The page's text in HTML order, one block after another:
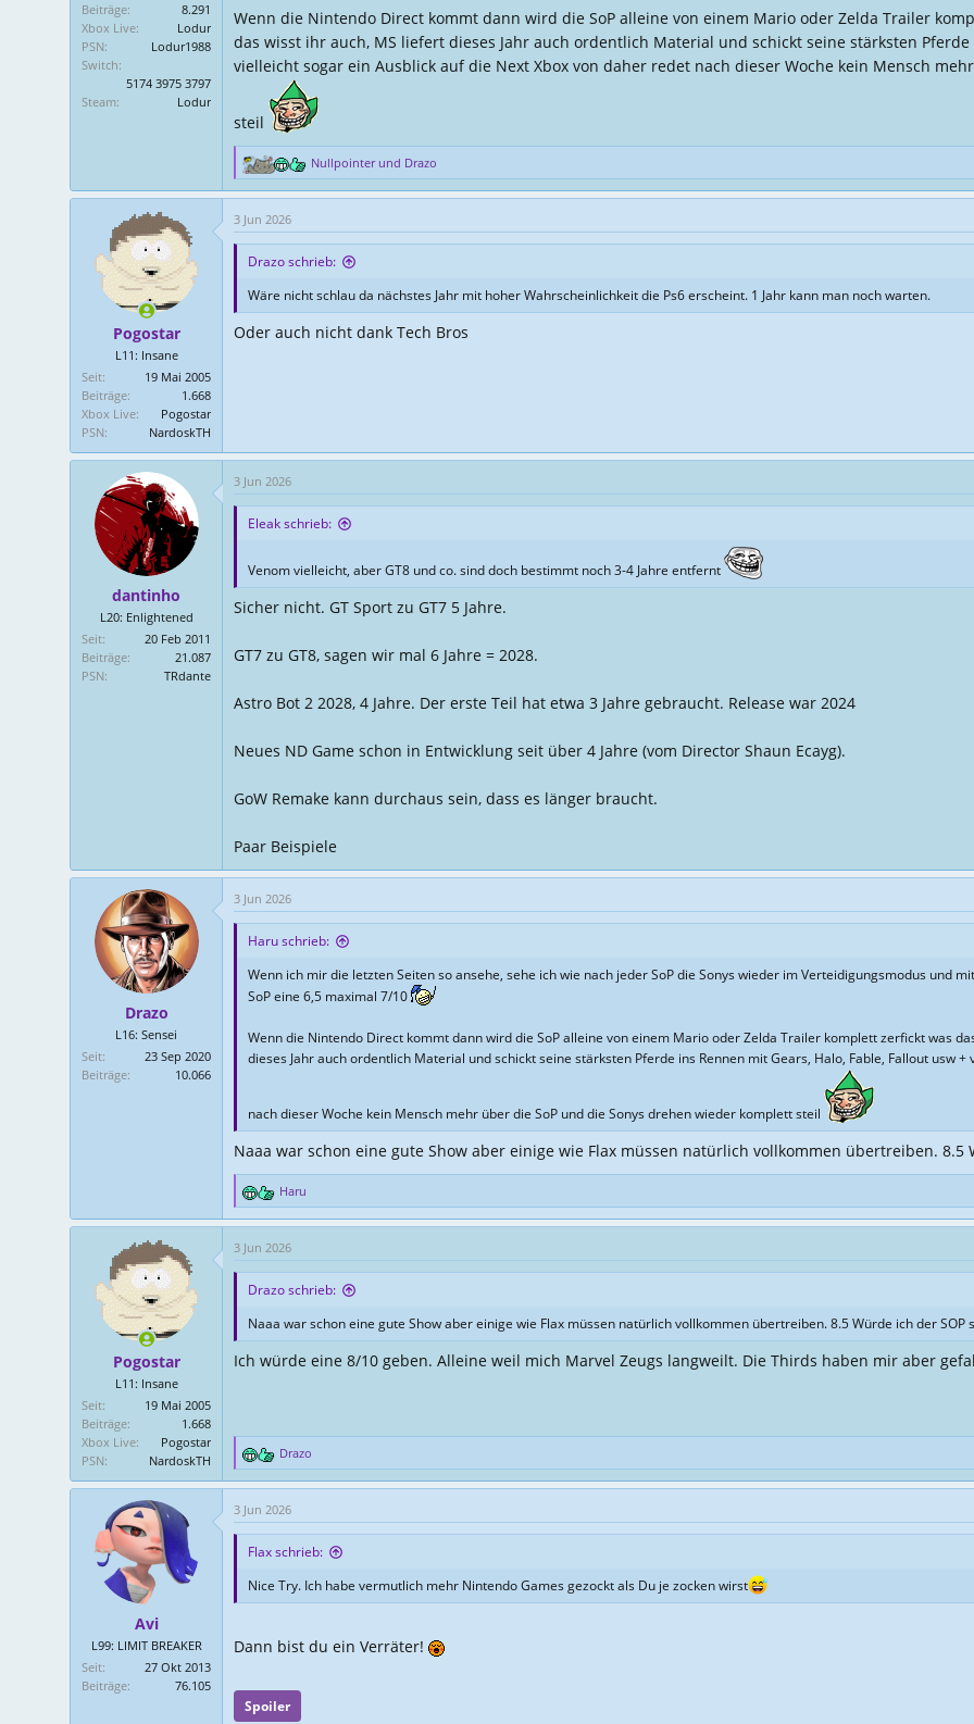
Beiträge
8.291
Xbox Live
Lodur
PSN
Lodur1988
Switch
5174 3975 3797
Steam
Lodur
Wenn die Nintendo Direct kommt dann wird die SoP alleine von einem Mario oder Zelda Trailer
das wisst ihr auch, MS liefert dieses Jahr auch ordentlich Material und schickt seine stärksten Pferde
vielleicht sogar ein Ausblick auf die Next Xbox von daher redet nach dieser Woche kein Mensch
steil
R
e
k
t
e
n
Nullpointerund Drazo
Pogostar
L11: Insane
Seit
19 Mai 2005
Beiträge
1.668
Xbox Live
Pogostar
PSN
NardoskTH
3 Jun 2026
Drazo schrieb:
Wäre nicht schlau da nächstes Jahr mit hoher Wahrscheinlichkeit die Ps6 erscheint. 1 Jahr kann man noch warten.
Oder auch nicht dank Tech Bros
dantinho
L20: Enlightened
Seit
20 Feb 2011
Beiträge
21.087
PSN
TRdante
3 Jun 2026
Eleak schrieb:
Venom vielleicht, aber GT8 und co. sind doch bestimmt noch 3-4 Jahre entfernt
Sicher nicht. GT Sport zu GT7 5 Jahre.
GT7 zu GT8, sagen wir mal 6 Jahre = 2028.
Astro Bot 2 2028, 4 Jahre. Der erste Teil hat etwa 3 Jahre gebraucht. Release war 2024
Neues ND Game schon in Entwicklung seit über 4 Jahre (vom Director Shaun Ecayg).
GoW Remake kann durchaus sein, dass es länger braucht.
Paar Beispiele
Drazo
L16: Sensei
Seit
23 Sep 2020
Beiträge
10.066
3 Jun 2026
Haru schrieb:
Wenn ich mir die letzten Seiten so ansehe, sehe ich wie nach jeder SoP die Sonys wieder im Verteidigungsmodus und
SoP eine 6,5 maximal 7/10
Wenn die Nintendo Direct kommt dann wird die SoP alleine von einem Mario oder Zelda Trailer komplett zerfickt was
dieses Jahr auch ordentlich Material und schickt seine stärksten Pferde ins Rennen mit Gears, Halo, Fable, Fallout usw
nach dieser Woche kein Mensch mehr über die SoP und die Sonys drehen wieder komplett steil
Naaa war schon eine gute Show aber einige wie Flax müssen natürlich vollkommen übertreiben. 8.5
R
e
k
t
n
Haru
Pogostar
L11: Insane
Seit
19 Mai 2005
Beiträge
1.668
Xbox Live
Pogostar
PSN
NardoskTH
3 Jun 2026
Drazo schrieb:
Naaa war schon eine gute Show aber einige wie Flax müssen natürlich vollkommen übertreiben. 8.5 Würde ich der SOP
Ich würde eine 8/10 geben. Alleine weil mich Marvel Zeugs langweilt. Die Thirds haben mir aber
R
e
k
t
e
:
Drazo
Avi
L99: LIMIT BREAKER
Seit
27 Okt 2013
Beiträge
76.105
3 Jun 2026
Flax schrieb:
Nice Try. Ich habe vermutlich mehr Nintendo Games gezockt als Du je zocken wirst
Dann bist du ein Verräter!
Spoiler